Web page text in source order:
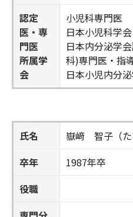
認定
医・専
門医
所属学
会
小児科専門医
日本小児科学会
日本内分泌学
科)専門医・指
日本小児内分
氏名
嶽﨑 智子（た
卒年
1987年卒
役職